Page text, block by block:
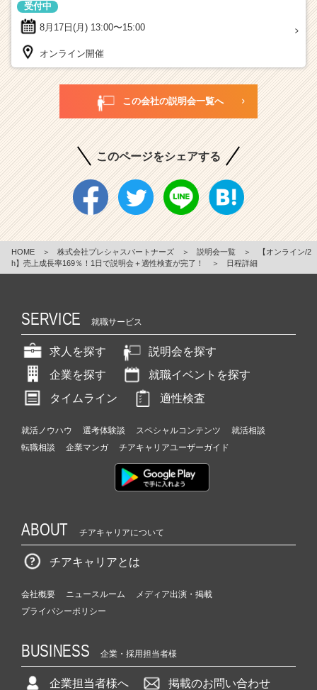
8月17日(月) 13:00〜15:00
受付中
オンライン開催
この会社の説明会一覧へ
このページをシェアする
HOME ＞ 株式会社プレシャスパートナーズ ＞ 説明会一覧 ＞
【オンライン/2
h】売上成長率169％！1日で説明会＋適性検査が完了！
＞ 日程詳細
SERVICE 就職サービス
求人を探す
説明会を探す
企業を探す
就職イベントを探す
タイムライン
適性検査
就活ノウハウ 選考体験談 スペシャルコンテンツ
就活相談
転職相談
企業マンガ チアキャリアユーザーガイド
ABOUT チアキャリアについて
チアキャリアとは
会社概要 ニュースルーム
メディア出演・掲載
プライバシーポリシー
BUSINESS 企業・採用担当者様
企業担当者様へ 掲載のお問い合わせ